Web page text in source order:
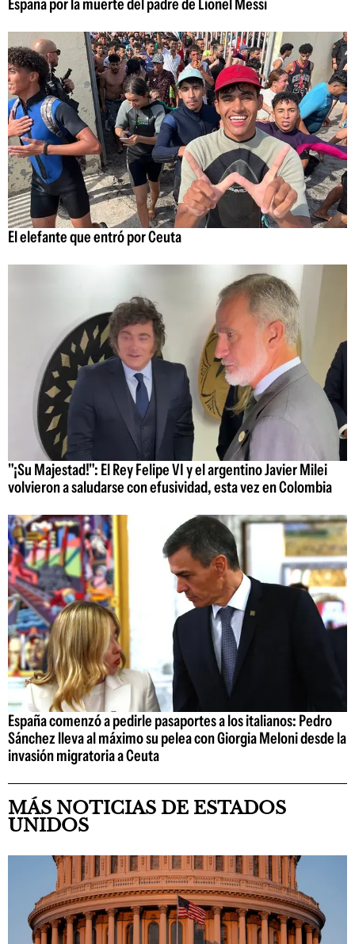
El elefante que entró por Ceuta
"¡Su Majestad!": El Rey Felipe VI y el argentino Javier Milei
volvieron a saludarse con efusividad, esta vez en Colombia
España comenzó a pedirle pasaportes a los italianos: Pedro
Sánchez lleva al máximo su pelea con Giorgia Meloni desde la
invasión migratoria a Ceuta
MÁS NOTICIAS DE ESTADOS
UNIDOS